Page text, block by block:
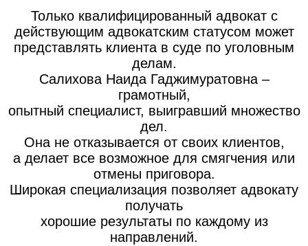
Только квалифицированный адвокат с
действующим адвокатским статусом может
представлять клиента в суде по уголовным
делам.
Салихова Наида Гаджимуратовна –
грамотный,
опытный специалист, выигравший множество
дел.
Она не отказывается от своих клиентов,
а делает все возможное для смягчения или
отмены приговора.
Широкая специализация позволяет адвокату
получать
хорошие результаты по каждому из
направлений.